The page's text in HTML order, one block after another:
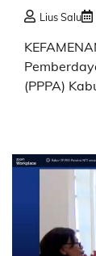
Lius Salu
(PPPA)